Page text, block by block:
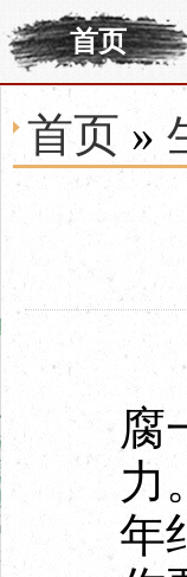
首页
首页 »
“
腐
力
年